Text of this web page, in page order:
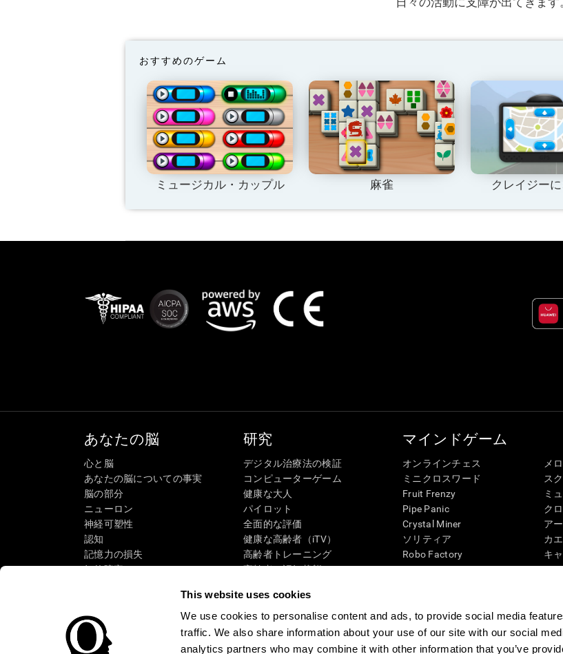
This website uses cookies
We use cookies to personalise content and ads, to provide social media
traffic. We also share information about your use of our site with our social
analytics partners who may combine it with other information that you’ve
おすすめのゲーム
ミュージカル・カップル 麻雀 クレイジー
あなたの脳
心と脳
あなたの脳についての事実
脳の部分
ニューロン
神経可塑性
認知
記憶力の損失
知的障害
認識
注意
研究
デジタル治療法の検証
コンピューターゲーム
健康な大人
パイロット
全面的な評価
健康な高齢者（iTV）
高齢者トレーニング
高齢者の認知状態
タクソノミーSG4D
マインドゲーム
オンラインチェス
ミニクロスワード
Fruit Frenzy
Pipe Panic
Crystal Miner
ソリティア
Robo Factory
Ant Escape
ビジュアルクロスワード
マッチイット
数学カオス
メ
ス
ミ
ク
ア
カ
キ
3D
ズ
ボ
記